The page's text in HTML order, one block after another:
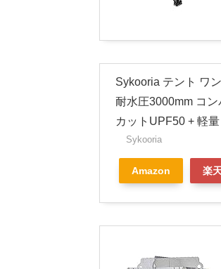
Sykooria テント ワ
耐水圧3000mm コ
カットUPF50 + 軽
Sykooria
Amazon 楽